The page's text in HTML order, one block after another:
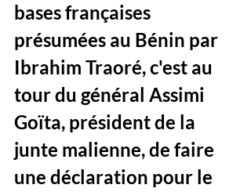
bases françaises
présumées au Bénin par
Ibrahim Traoré, c'est au
tour du général Assimi
Goïta, président de la
junte malienne, de faire
une déclaration pour le